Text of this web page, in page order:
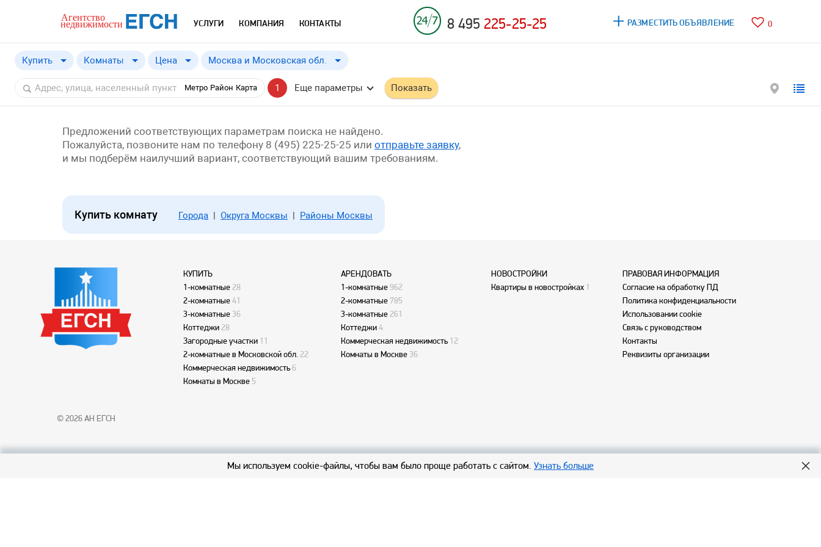
УСЛУГИ КОМПАНИЯ КОНТАКТЫ 8 495 225-25-25 РАЗМЕСТИТЬ ОБЪЯВЛЕНИЕ 0
Купить
Купить
Снять
Комнаты Цена
от Применить
Москва и Московская обл.
Москва и Московская обл.
Москва
Московская обл.
Метро Район Карта 1 Еще параметры Показать
Предложений соответствующих параметрам поиска не найдено.
Пожалуйста, позвоните нам по телефону 8 (495) 225-25-25 или отправьте заявку,
и мы подберём наилучший вариант, соответствующий вашим требованиям.
Купить комнату Города | Округа Москвы | Районы Москвы
© 2026 АН ЕГСН
КУПИТЬ
1-комнатные 28
2-комнатные 41
3-комнатные 36
Коттеджи 28
Загородные участки 11
2-комнатные в Московской обл. 22
Коммерческая недвижимость 6
Комнаты в Москве 5
АРЕНДОВАТЬ
1-комнатные962
2-комнатные785
3-комнатные 261
Коттеджи4
Коммерческая недвижимость 12
Комнаты в Москве 36
НОВОСТРОЙКИ
Квартиры в новостройках 1
ПРАВОВАЯ ИНФОРМАЦИЯ
Согласие на обработку ПД
Политика конфиденциальности
Использовании cookie
Связь с руководством
Контакты
Реквизиты организации
Мы используем cookie-файлы, чтобы вам было проще работать с сайтом. Узнать больше